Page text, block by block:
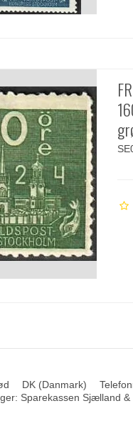
DK (Danmark)
: Sparekassen Sjælland